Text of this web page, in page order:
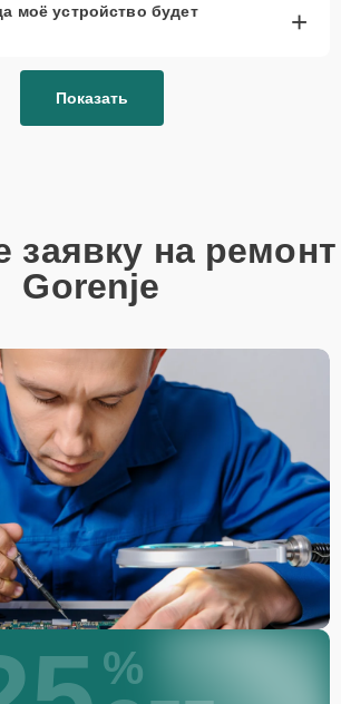
моё устройство будет
+
Показать
заявку на ремонт
Gorenje
%